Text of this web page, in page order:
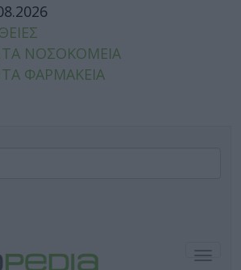
ΝΟΣΟΚΟΜΕΙΑ
ΦΑΡΜΑΚΕΙΑ